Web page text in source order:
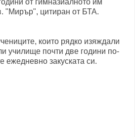
"Мирър", цитиран от БТА.
които рядко изяждали
училище почти две години по-
ежедневно закуската си.